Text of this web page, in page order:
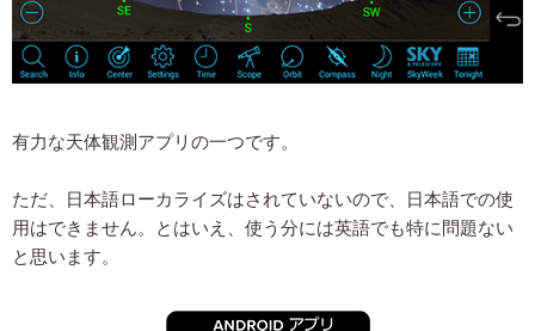
有力な天体観測アプリの一つです。
ただ、日本語ローカライズはされていないので、日本語での使
用はできません。とはいえ、使う分には英語でも特に問題ない
と思います。